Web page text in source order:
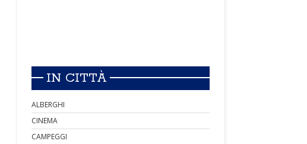
IN CITTÀ
ALBERGHI
CINEMA
CAMPEGGI